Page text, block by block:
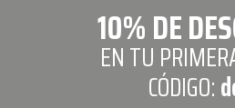
10% DE
EN TU
CÓDIGO: